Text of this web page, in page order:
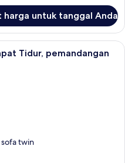
harga untuk tanggal Anda
Comfort, Beberapa Tempat
Tidur, pemandangan
twin